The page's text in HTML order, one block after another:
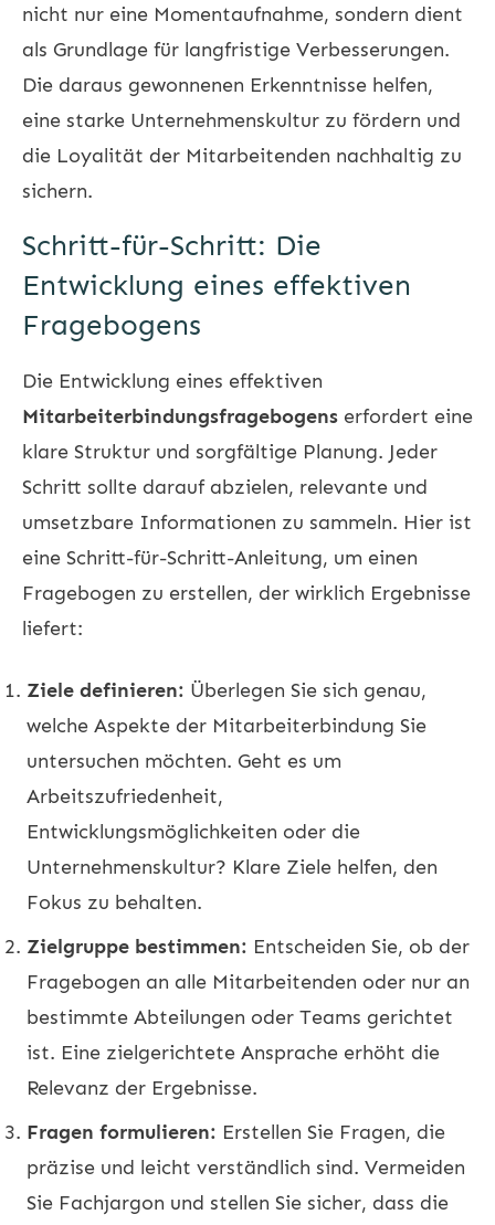
nicht nur eine Momentaufnahme, sondern dient
als Grundlage für langfristige Verbesserungen.
Die daraus gewonnenen Erkenntnisse helfen,
eine starke Unternehmenskultur zu fördern und
die Loyalität der Mitarbeitenden nachhaltig zu
sichern.
Schritt-für-Schritt: Die
Entwicklung eines effektiven
Fragebogens
Die Entwicklung eines effektiven
Mitarbeiterbindungsfragebogens erfordert eine
klare Struktur und sorgfältige Planung. Jeder
Schritt sollte darauf abzielen, relevante und
umsetzbare Informationen zu sammeln. Hier ist
eine Schritt-für-Schritt-Anleitung, um einen
Fragebogen zu erstellen, der wirklich Ergebnisse
liefert:
Ziele definieren: Überlegen Sie sich genau,
welche Aspekte der Mitarbeiterbindung Sie
untersuchen möchten. Geht es um
Arbeitszufriedenheit,
Entwicklungsmöglichkeiten oder die
Unternehmenskultur? Klare Ziele helfen, den
Fokus zu behalten.
Zielgruppe bestimmen: Entscheiden Sie, ob der
Fragebogen an alle Mitarbeitenden oder nur an
bestimmte Abteilungen oder Teams gerichtet
ist. Eine zielgerichtete Ansprache erhöht die
Relevanz der Ergebnisse.
Fragen formulieren: Erstellen Sie Fragen, die
präzise und leicht verständlich sind. Vermeiden
Sie Fachjargon und stellen Sie sicher, dass die